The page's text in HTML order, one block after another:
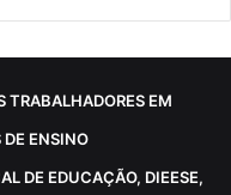
TRABALHADORES EM
ENSINO
DE EDUCAÇÃO, DIEESE,